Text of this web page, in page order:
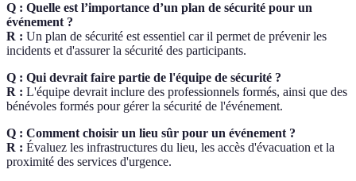
Q : Quelle est l’importance d’un plan de sécurité pour un
événement ?
R : Un plan de sécurité est essentiel car il permet de prévenir les
incidents et d'assurer la sécurité des participants.
Q : Qui devrait faire partie de l'équipe de sécurité ?
R : L'équipe devrait inclure des professionnels formés, ainsi que des
bénévoles formés pour gérer la sécurité de l'événement.
Q : Comment choisir un lieu sûr pour un événement ?
R : Évaluez les infrastructures du lieu, les accès d'évacuation et la
proximité des services d'urgence.